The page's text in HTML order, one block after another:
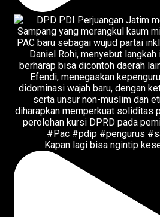
Kapan lagi bisa ngintip